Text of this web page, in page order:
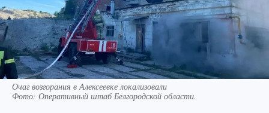
Очаг возгорания в Алексеевке локализовали
Фото: Оперативный штаб Белгородской области.